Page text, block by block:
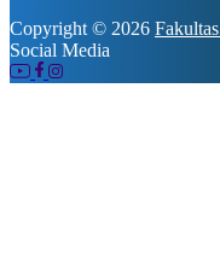
Copyright © 2026
Social Media